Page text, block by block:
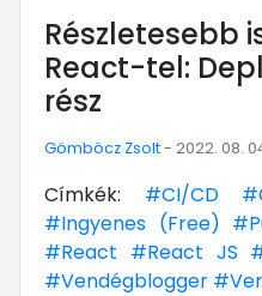
Részletesebb
React-tel:
rész
Gömböcz Zsolt- 2022. 08.
Címkék: #CI/CD
#Ingyenes (Free)
#React #React JS
#Vendégblogger